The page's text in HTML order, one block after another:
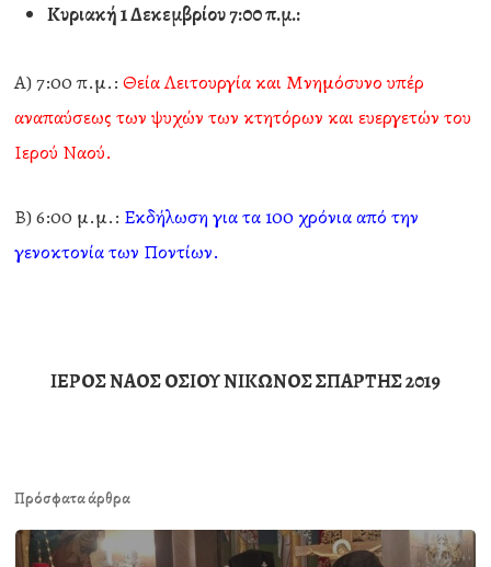
Κυριακή 1 Δεκεμβρίου 7:00 π.μ.:
Α) 7:00 π.μ.:Θεία Λειτουργία και Μνημόσυνο υπέρ
αναπαύσεως των ψυχών των κτητόρων και ευεργετών του
Ιερού Ναού.
Β) 6:00 μ.μ.: Εκδήλωση για τα 100 χρόνια από την
γενοκτονία των Ποντίων.
ΙΕΡΟΣ ΝΑΟΣ ΟΣΙΟΥ ΝΙΚΩΝΟΣ ΣΠΑΡΤΗΣ 2019
Πρόσφατα άρθρα